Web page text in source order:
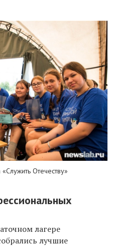
Отечеству»
лагере
лучшие